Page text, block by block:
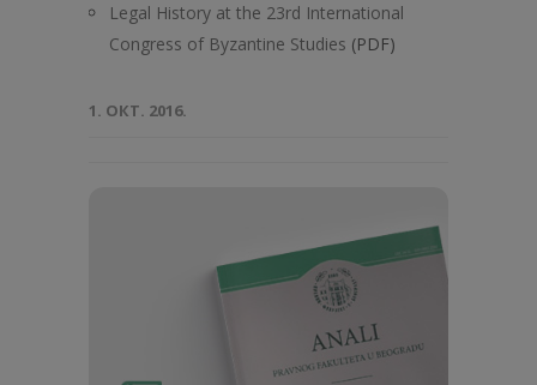
Legal History at the 23rd International
Congress of Byzantine Studies (PDF)
1. ОКТ. 2016.